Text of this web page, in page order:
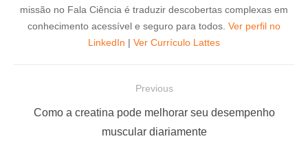
missão no Fala Ciência é traduzir descobertas complexas em
conhecimento acessível e seguro para todos. Ver perfil no
LinkedIn | Ver Currículo Lattes
Previous
Como a creatina pode melhorar seu desempenho
muscular diariamente